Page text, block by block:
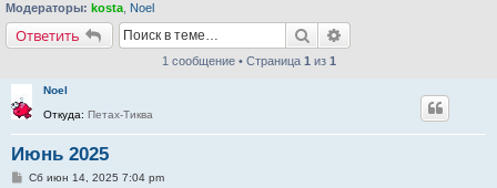
Модераторы: kosta Noel
Ответить Поиск
1 сообщение • Страница 1 из 1
Noel
Откуда: Петах-Тиква
Июнь 2025
ССб июн 14, 2025 7:04 pm